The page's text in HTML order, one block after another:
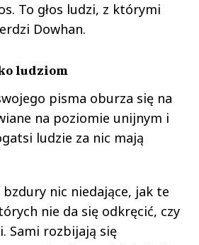
To głos ludzi, z którymi
Dowhan.
ludziom
pisma oburza się na
na poziomie unijnym i
ludzie za nic mają
bzdury nic niedające, jak te
nie da się odkręcić, czy
Sami rozbijają się